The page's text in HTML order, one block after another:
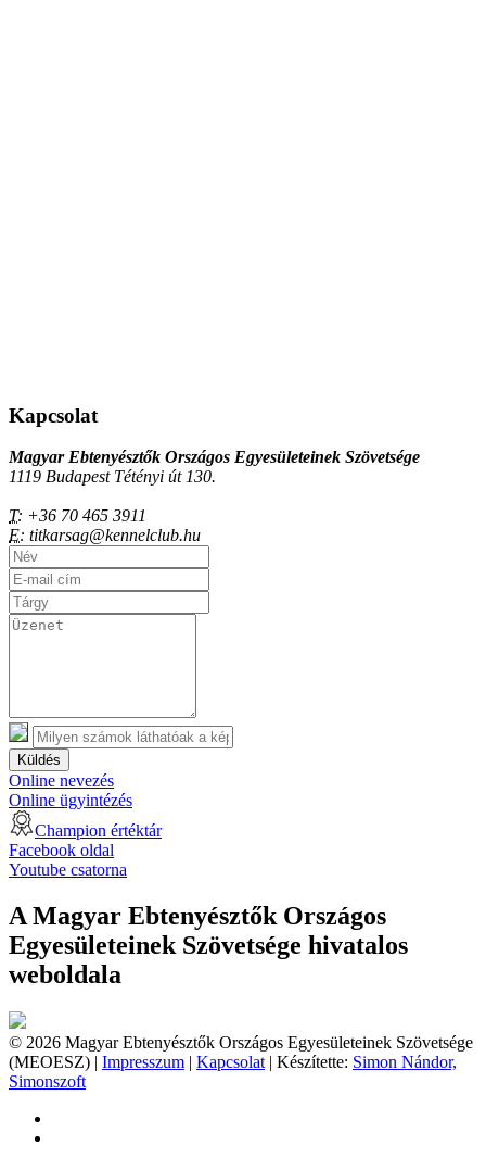
Kapcsolat
Magyar Ebtenyésztők Országos Egyesületeinek Szövetsége
1119 Budapest Tétényi út 130.
T: +36 70 465 3911
E: titkarsag@kennelclub.hu
Küldés
Online nevezés
Online ügyintézés
Champion értéktár
Facebook oldal
Youtube csatorna
A Magyar Ebtenyésztők Országos
Egyesületeinek Szövetsége hivatalos
weboldala
© 2026 Magyar Ebtenyésztők Országos Egyesületeinek Szövetsége
(MEOESZ) | Impresszum | Kapcsolat | Készítette: Simon Nándor,
Simonszoft